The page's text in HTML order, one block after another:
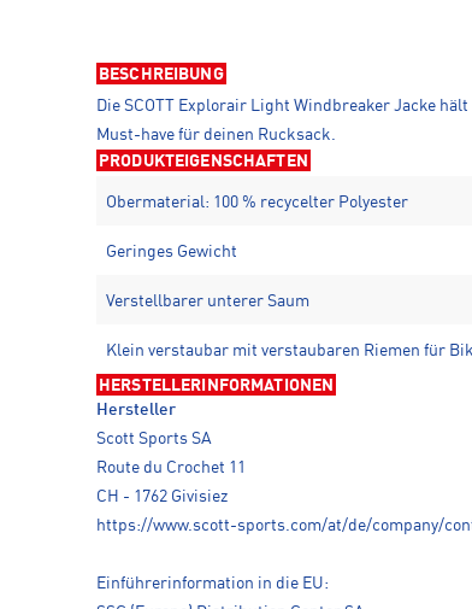
BESCHREIBUNG
Die SCOTT Explorair Light Windbreaker Jacke
Must-have für deinen Rucksack.
PRODUKTEIGENSCHAFTEN
Obermaterial: 100 % recycelter Polyester
Geringes Gewicht
Verstellbarer unterer Saum
Klein verstaubar mit verstaubaren Riemen für
HERSTELLERINFORMATIONEN
Hersteller
Scott Sports SA
Route du Crochet 11
CH - 1762 Givisiez
https://www.scott-sports.com/at/de/company/
Einführerinformation in die EU: